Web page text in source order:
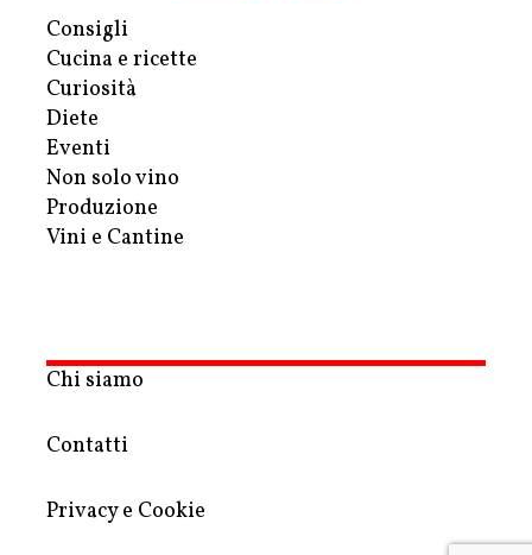
Consigli
Cucina e ricette
Curiosità
Diete
Eventi
Non solo vino
Produzione
Vini e Cantine
Chi siamo
Contatti
Privacy e Cookie